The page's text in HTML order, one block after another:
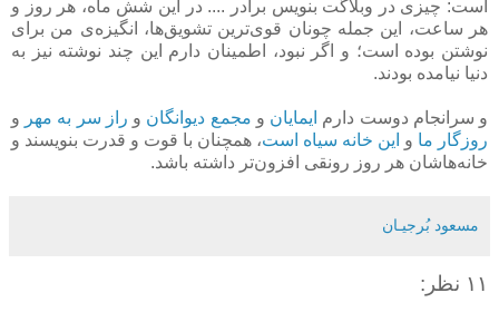
است: چیزی در وبلاگت بنویس برادر .... در این شش ماه، هر روز و
هر ساعت، این جمله چونان قوی‌ترین تشویق‌ها، انگیزه‌ی من برای
نوشتن بوده است؛ و اگر نبود، اطمینان دارم این چند نوشته نیز به
دنیا نیامده بودند.
و سرانجام دوست دارم ایمایان و مجمع دیوانگان و راز سر به مهر و
روزگار ما و این خانه سیاه است، همچنان با قوت و قدرت بنویسند و
خانه‌هاشان هر روز رونقی افزون‌تر داشته باشد.
مسعود بُرجيـان
۱۱ نظر: